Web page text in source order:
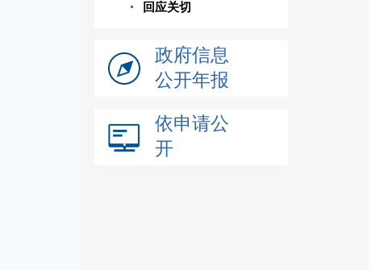
回应关切
政府信息
公开年报
依申请公
开